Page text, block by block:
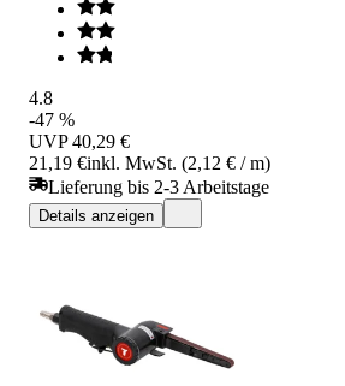
4.8
-47 %
UVP 40,29 €
21,19 €inkl. MwSt. (2,12 € / m)
Lieferung bis 2-3 Arbeitstage
Details anzeigen